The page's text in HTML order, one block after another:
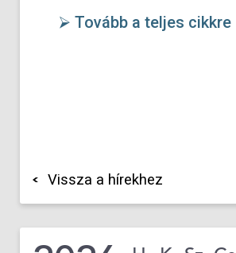
⮚ Tovább a teljes cikkre
Vissza a hírekhez